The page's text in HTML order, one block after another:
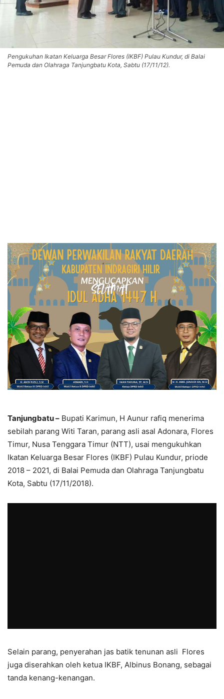
Pengukuhan Ikatan Keluarga Besar Flores (IKBF) Pulau Kundur, di Balai
Pemuda dan Olahraga Tanjungbatu Kota, Sabtu (17/11/12).
Tanjungbatu – Bupati Karimun, H Aunur rafiq menerima
sebilah parang Witi Taran, parang asli asal Adonara, Flores
Timur, Nusa Tenggara Timur (NTT), usai mengukuhkan
Ikatan Keluarga Besar Flores (IKBF) Pulau Kundur, priode
2018 – 2021, di Balai Pemuda dan Olahraga Tanjungbatu
Kota, Sabtu (17/11/2018).
Selain parang, penyerahan jas batik tenunan asli Flores
juga diserahkan oleh ketua IKBF, Albinus Bonang, sebagai
tanda kenang-kenangan.